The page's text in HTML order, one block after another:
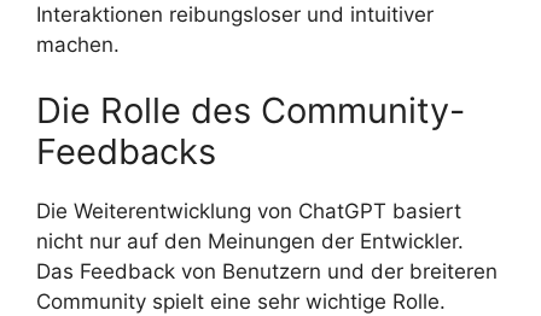
Interaktionen reibungsloser und intuitiver
machen.
Die Rolle des Community-
Feedbacks
Die Weiterentwicklung von ChatGPT basiert
nicht nur auf den Meinungen der Entwickler.
Das Feedback von Benutzern und der breiteren
Community spielt eine sehr wichtige Rolle.